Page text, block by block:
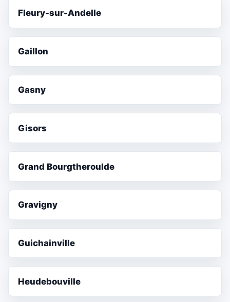
Fleury-sur-Andelle
Gaillon
Gasny
Gisors
Grand Bourgtheroulde
Gravigny
Guichainville
Heudebouville